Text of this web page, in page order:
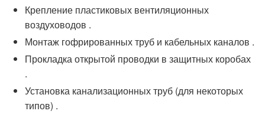
Крепление пластиковых вентиляционных
воздуховодов .
Монтаж гофрированных труб и кабельных каналов .
Прокладка открытой проводки в защитных коробах
.
Установка канализационных труб (для некоторых
типов) .